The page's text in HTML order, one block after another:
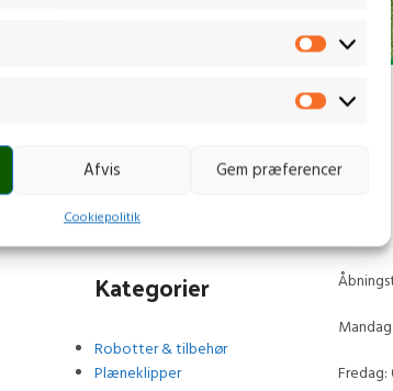
Afvis Gem præferencer
Cookiepolitik
Kategorier
Robotter & tilbehør
Plæneklipper
Fredag: